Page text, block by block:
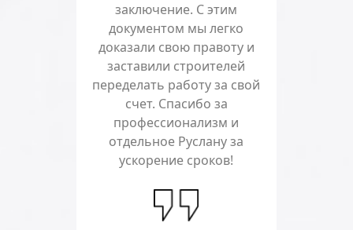
заключение. С этим
документом мы легко
доказали свою правоту и
заставили строителей
переделать работу за свой
счет. Спасибо за
профессионализм и
отдельное Руслану за
ускорение сроков!